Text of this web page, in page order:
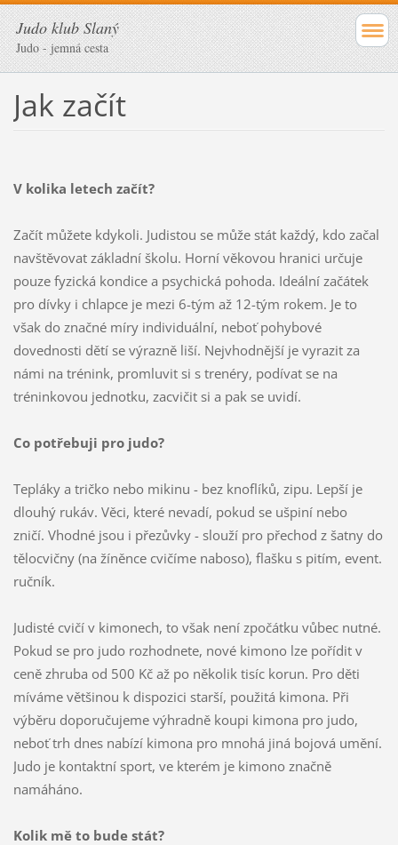
Judo klub Slaný
Judo - jemná cesta
Jak začít
V kolika letech začít?
Začít můžete kdykoli. Judistou se může stát každý, kdo začal
navštěvovat základní školu. Horní věkovou hranici určuje
pouze fyzická kondice a psychická pohoda. Ideální začátek
pro dívky i chlapce je mezi 6-tým až 12-tým rokem. Je to
však do značné míry individuální, neboť pohybové
dovednosti dětí se výrazně liší. Nejvhodnější je vyrazit za
námi na trénink, promluvit si s trenéry, podívat se na
tréninkovou jednotku, zacvičit si a pak se uvidí.
Co potřebuji pro judo?
Tepláky a tričko nebo mikinu - bez knoflíků, zipu. Lepší je
dlouhý rukáv. Věci, které nevadí, pokud se ušpiní nebo
zničí. Vhodné jsou i přezůvky - slouží pro přechod z šatny do
tělocvičny (na žíněnce cvičíme naboso), flašku s pitím, event.
ručník.
Judisté cvičí v kimonech, to však není zpočátku vůbec nutné.
Pokud se pro judo rozhodnete, nové kimono lze pořídit v
ceně zhruba od 500 Kč až po několik tisíc korun. Pro děti
míváme většinou k dispozici starší, použitá kimona. Při
výběru doporučujeme výhradně koupi kimona pro judo,
neboť trh dnes nabízí kimona pro mnohá jiná bojová umění.
Judo je kontaktní sport, ve kterém je kimono značně
namáháno.
Kolik mě to bude stát?